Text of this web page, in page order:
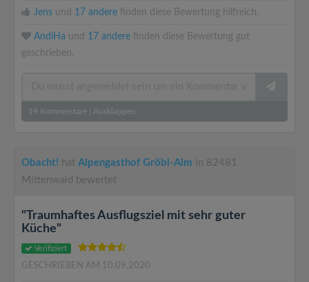
Jens und 17 andere finden diese Bewertung hilfreich.
AndiHa und 17 andere finden diese Bewertung gut
geschrieben.
19 Kommentare Ausklappen
Obacht! hat Alpengasthof Gröbl-Alm in 82481
Mittenwald bewertet
"Traumhaftes Ausflugsziel mit sehr guter
Küche"
Verifiziert
GESCHRIEBEN AM 10.09.2020